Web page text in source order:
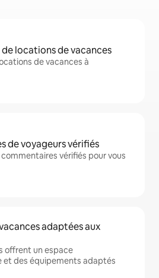
locations de vacances
de vacances à
de voyageurs vérifiés
commentaires vérifiés pour vous
adaptées aux
offrent un espace
et des équipements adaptés